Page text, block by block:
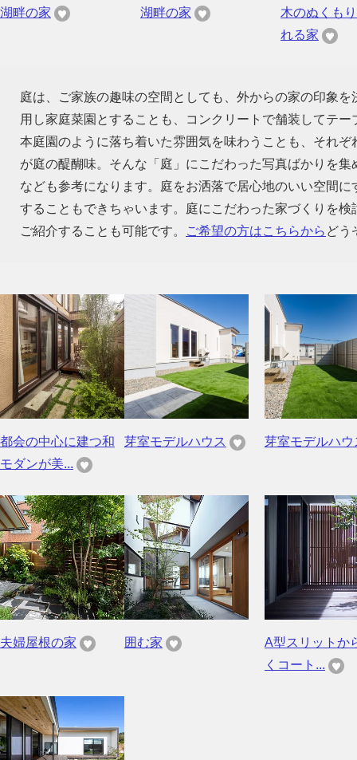
湖畔の家 湖畔の家
木のぬくも
れる家
庭は、ご家族の趣味の空間としても、外からの家の印象
用し家庭菜園とすることも、コンクリートで舗装してテ
本庭園のように落ち着いた雰囲気を味わうことも、それ
が庭の醍醐味。そんな「庭」にこだわった写真ばかりを
なども参考になります。庭をお洒落で居心地のいい空間
することもできちゃいます。庭にこだわった家づくりを
ご紹介することも可能です。
ご希望の方はこちらから どう
都会の中心に建つ和
モダンが美...
芽室モデルハウス 芽室モデルハウ
夫婦屋根の家 囲む家
A型スリットか
くコート...